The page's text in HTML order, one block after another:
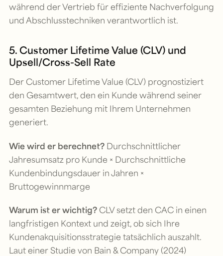
während der Vertrieb für effiziente Nachverfolgung
und Abschlusstechniken verantwortlich ist.
5. Customer Lifetime Value (CLV) und
Upsell/Cross-Sell Rate
Der Customer Lifetime Value (CLV) prognostiziert
den Gesamtwert, den ein Kunde während seiner
gesamten Beziehung mit Ihrem Unternehmen
generiert.
Wie wird er berechnet? Durchschnittlicher
Jahresumsatz pro Kunde × Durchschnittliche
Kundenbindungsdauer in Jahren ×
Bruttogewinnmarge
Warum ist er wichtig? CLV setzt den CAC in einen
langfristigen Kontext und zeigt, ob sich Ihre
Kundenakquisitionsstrategie tatsächlich auszahlt.
Laut einer Studie von Bain & Company (2024)